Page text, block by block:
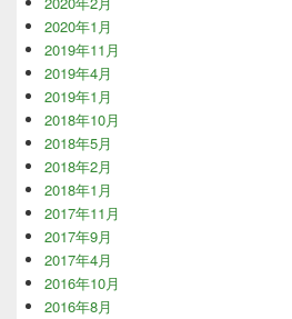
2020年1月
2019年11月
2019年4月
2019年1月
2018年10月
2018年5月
2018年2月
2018年1月
2017年11月
2017年9月
2017年4月
2016年10月
2016年8月